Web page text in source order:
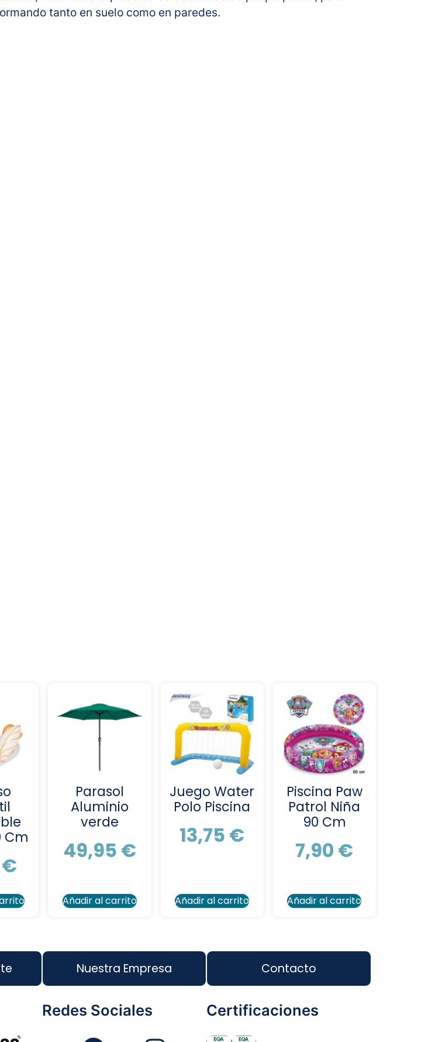
tanto en suelo como en paredes.
Cm
€
Parasol
Aluminio
verde
49,95 €
Añadir al carrito
Juego Water
Polo Piscina
13,75 €
Añadir al carrito
Piscina Paw
Patrol Niña
90 Cm
7,90 €
Añadir al carrito
Nuestra Empresa
Redes Sociales
Contacto
Certificaciones